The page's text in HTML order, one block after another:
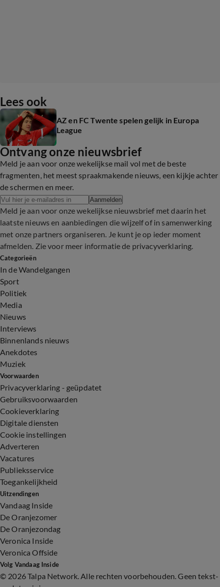
Lees ook
AZ en FC Twente spelen gelijk in Europa
League
Ontvang onze nieuwsbrief
Meld je aan voor onze wekelijkse mail vol met de beste
fragmenten, het meest spraakmakende nieuws, een kijkje achter
de schermen en meer.
Aanmelden
Meld je aan voor onze wekelijkse nieuwsbrief met daarin het
laatste nieuws en aanbiedingen die wijzelf of in samenwerking
met onze partners organiseren. Je kunt je op ieder moment
afmelden. Zie voor meer informatie de privacyverklaring.
Categorieën
In de Wandelgangen
Sport
Politiek
Media
Nieuws
Interviews
Binnenlands nieuws
Anekdotes
Muziek
Voorwaarden
Privacyverklaring - geüpdatet
Gebruiksvoorwaarden
Cookieverklaring
Digitale diensten
Cookie instellingen
Adverteren
Vacatures
Publieksservice
Toegankelijkheid
Uitzendingen
Vandaag Inside
De Oranjezomer
De Oranjezondag
Veronica Inside
Veronica Offside
Volg Vandaag Inside
© 2026 Talpa Network. Alle rechten voorbehouden. Geen tekst-